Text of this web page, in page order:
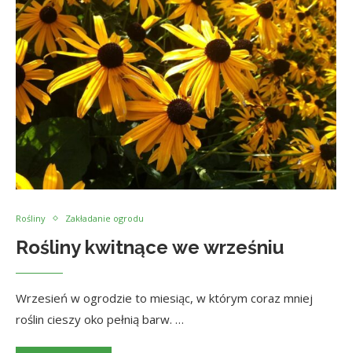
Rośliny Zakładanie ogrodu
Rośliny kwitnące we wrześniu
Wrzesień w ogrodzie to miesiąc, w którym coraz mniej
roślin cieszy oko pełnią barw. …